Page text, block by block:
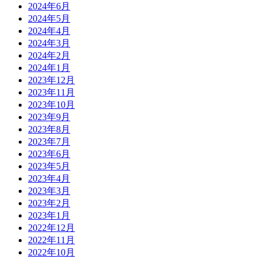
2024年6月
2024年5月
2024年4月
2024年3月
2024年2月
2024年1月
2023年12月
2023年11月
2023年10月
2023年9月
2023年8月
2023年7月
2023年6月
2023年5月
2023年4月
2023年3月
2023年2月
2023年1月
2022年12月
2022年11月
2022年10月